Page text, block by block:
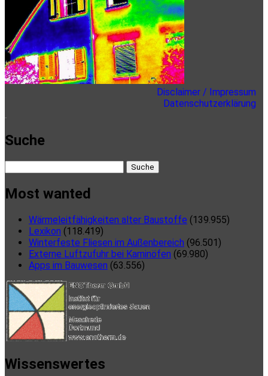
Disclaimer / Impressum
Datenschutzerklärung
Suche
Most wanted
Wärmeleitfähigkeiten alter Baustoffe (139.955)
Lexikon (118.419)
Winterfeste Fliesen im Außenbereich (96.501)
Externe Luftzufuhr bei Kaminöfen (69.980)
Apps im Bauwesen (63.556)
Wissenswertes